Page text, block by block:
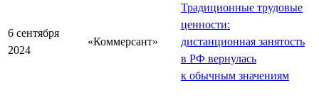
6 сентября
2024
«Коммерсант»
Традиционные трудовые
ценности:
дистанционная занятость
в РФ вернулась
к обычным значениям